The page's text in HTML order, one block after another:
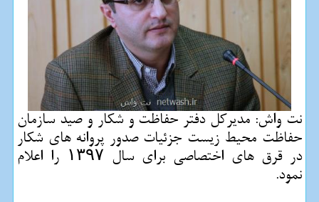
نت واش: مدیركل دفتر حفاظت و شكار و صید سازمان
حفاظت محیط زیست جزئیات صدور پروانه های شكار
در قرق های اختصاصی برای سال ۱۳۹۷ را اعلام
نمود.